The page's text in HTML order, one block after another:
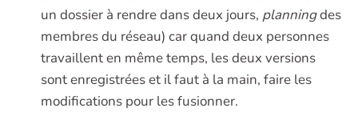
un dossier à rendre dans deux jours, planningdes
membres du réseau) car quand deux personnes
travaillent en même temps, les deux versions
sont enregistrées et il faut à la main, faire les
modifications pour les fusionner.